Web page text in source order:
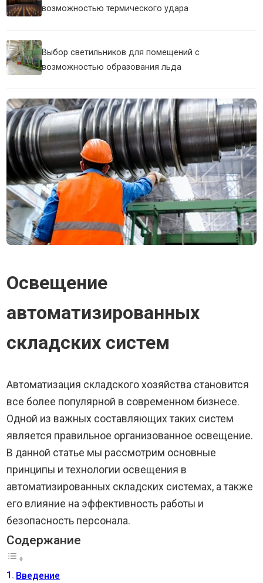
возможностью термического удара
Выбор светильников для помещений с
возможностью образования льда
Освещение
автоматизированных
складских систем
Автоматизация складского хозяйства становится
все более популярной в современном бизнесе.
Одной из важных составляющих таких систем
является правильное организованное освещение.
В данной статье мы рассмотрим основные
принципы и технологии освещения в
автоматизированных складских системах, а также
его влияние на эффективность работы и
безопасность персонала.
Содержание
Введение